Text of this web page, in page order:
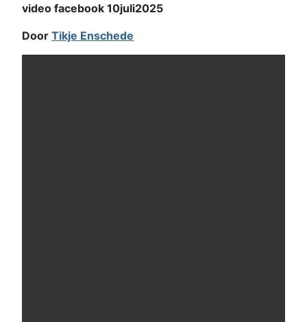
video facebook 10juli2025
Door Tikje Enschede